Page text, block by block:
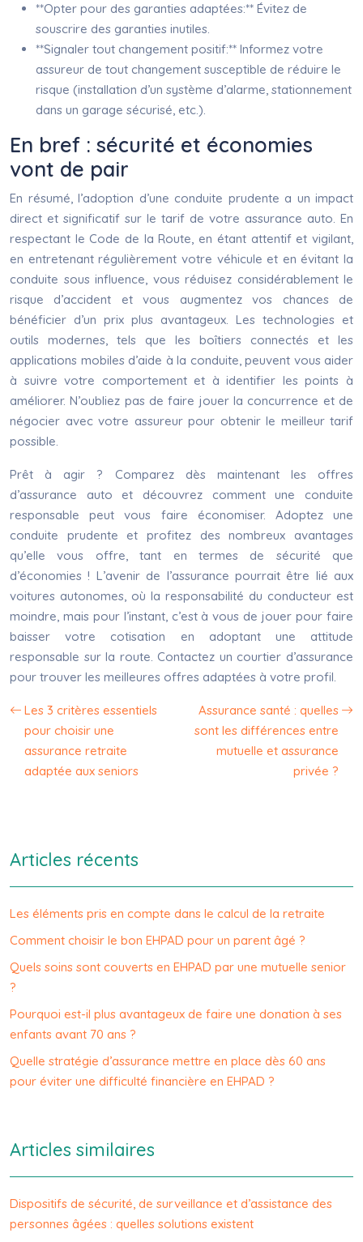
**Opter pour des garanties adaptées:** Évitez de
souscrire des garanties inutiles.
**Signaler tout changement positif:** Informez votre
assureur de tout changement susceptible de réduire le
risque (installation d’un système d’alarme, stationnement
dans un garage sécurisé, etc.).
En bref : sécurité et économies
vont de pair
En résumé, l’adoption d’une conduite prudente a un impact
direct et significatif sur le tarif de votre assurance auto. En
respectant le Code de la Route, en étant attentif et vigilant,
en entretenant régulièrement votre véhicule et en évitant la
conduite sous influence, vous réduisez considérablement le
risque d’accident et vous augmentez vos chances de
bénéficier d’un prix plus avantageux. Les technologies et
outils modernes, tels que les boîtiers connectés et les
applications mobiles d’aide à la conduite, peuvent vous aider
à suivre votre comportement et à identifier les points à
améliorer. N’oubliez pas de faire jouer la concurrence et de
négocier avec votre assureur pour obtenir le meilleur tarif
possible.
Prêt à agir ? Comparez dès maintenant les offres
d’assurance auto et découvrez comment une conduite
responsable peut vous faire économiser. Adoptez une
conduite prudente et profitez des nombreux avantages
qu’elle vous offre, tant en termes de sécurité que
d’économies ! L’avenir de l’assurance pourrait être lié aux
voitures autonomes, où la responsabilité du conducteur est
moindre, mais pour l’instant, c’est à vous de jouer pour faire
baisser votre cotisation en adoptant une attitude
responsable sur la route. Contactez un courtier d’assurance
pour trouver les meilleures offres adaptées à votre profil.
Les 3 critères essentiels
pour choisir une
assurance retraite
adaptée aux seniors
Assurance santé : quelles
sont les différences entre
mutuelle et assurance
privée ?
Articles récents
Les éléments pris en compte dans le calcul de la retraite
Comment choisir le bon EHPAD pour un parent âgé ?
Quels soins sont couverts en EHPAD par une mutuelle senior
?
Pourquoi est-il plus avantageux de faire une donation à ses
enfants avant 70 ans ?
Quelle stratégie d’assurance mettre en place dès 60 ans
pour éviter une difficulté financière en EHPAD ?
Articles similaires
Dispositifs de sécurité, de surveillance et d’assistance des
personnes âgées : quelles solutions existent